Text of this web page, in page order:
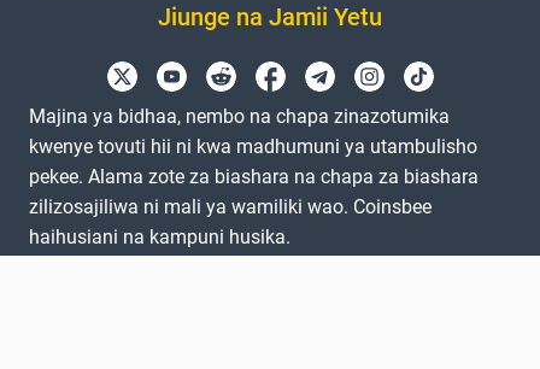
Jiunge na Jamii Yetu
Majina ya bidhaa, nembo na chapa zinazotumika
kwenye tovuti hii ni kwa madhumuni ya utambulisho
pekee. Alama zote za biashara na chapa za biashara
zilizosajiliwa ni mali ya wamiliki wao. Coinsbee
haihusiani na kampuni husika.